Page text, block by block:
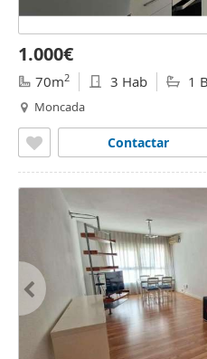
1.000€
70m2 3 Hab 1
Moncada
Contactar